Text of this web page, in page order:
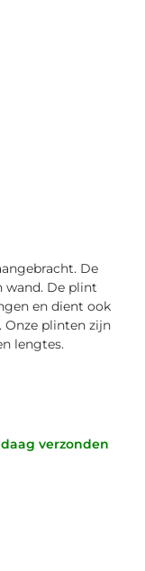
De
wand. De plint
en dient ook
Onze plinten zijn
lengtes.
verzonden